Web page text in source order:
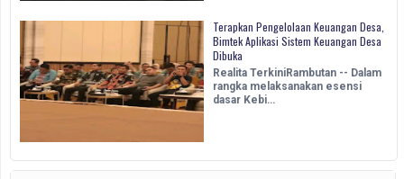
Terapkan Pengelolaan Keuangan Desa,
Bimtek Aplikasi Sistem Keuangan Desa
Dibuka
Realita TerkiniRambutan -- Dalam
rangka melaksanakan esensi
dasar Kebi…